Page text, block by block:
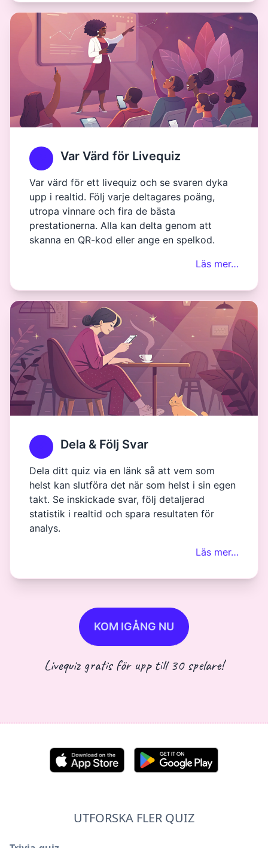
Var Värd för Livequiz
Var värd för ett livequiz och se svaren dyka
upp i realtid. Följ varje deltagares poäng,
utropa vinnare och fira de bästa
prestationerna. Alla kan delta genom att
skanna en QR-kod eller ange en spelkod.
Läs mer…
Dela & Följ Svar
Dela ditt quiz via en länk så att vem som
helst kan slutföra det när som helst i sin egen
takt. Se inskickade svar, följ detaljerad
statistik i realtid och spara resultaten för
analys.
Läs mer…
KOM IGÅNG NU
Livequiz gratis för upp till 30 spelare!
UTFORSKA FLER QUIZ